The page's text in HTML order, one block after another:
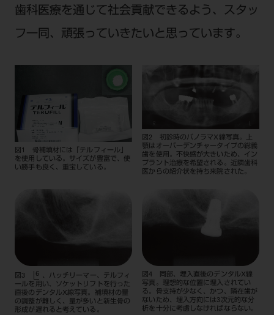
歯科医療を通じて社会貢献できるよう、スタッ
フ一同、頑張っていきたいと思っています。
図1 骨補填材には「テルフィール」
を使用している。サイズが豊富で、使
い勝手も良く、重宝している。
図2 初診時のパノラマX線写真。上
顎はオーバーデンチャータイプの総義
歯を使用。不快感が大きいため、イン
プラント治療を希望される。近隣歯科
医からの紹介状を持ち来院された。
図3 6 、ハッチリーマー、テルフィ
ールを用い、ソケットリフトを行った
直後のデンタルX線写真。補填材の量
の調整が難しく、量が多いと新生骨の
形成が遅れると考えている。
図4 同部、埋入直後のデンタルX線
写真。理想的な位置に埋入されてい
る。骨支持が少なく、かつ、隣在歯が
ないため、埋入方向には3次元的な分
析を十分に考慮しなければならない。